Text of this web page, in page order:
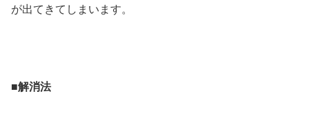
が出てきてしまいます。
■解消法